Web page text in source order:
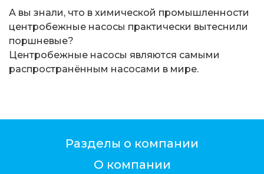
А вы знали, что в химической промышленности
центробежные насосы практически вытеснили
поршневые?
Центробежные насосы являются самыми
распространённым насосами в мире.
Разделы о компании
О компании